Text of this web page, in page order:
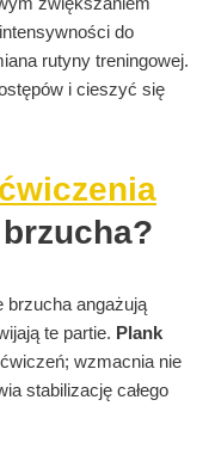
do
rutyny treningowej.
i cieszyć się
ćwiczenia
brzucha angażują
te partie. Plank
wzmacnia nie
stabilizację całego